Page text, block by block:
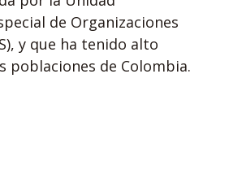
de Organizaciones
y que ha tenido alto
poblaciones de Colombia.